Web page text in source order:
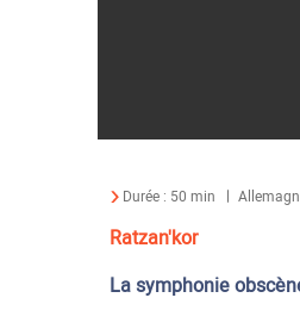
Durée : 50 min
Ratzan'kor
La symphonie